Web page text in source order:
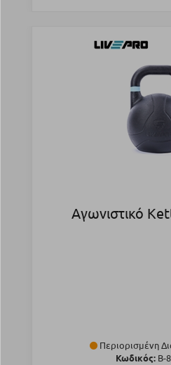
Αγωνιστικό
Περιορισμένη
Κωδικός: Β-